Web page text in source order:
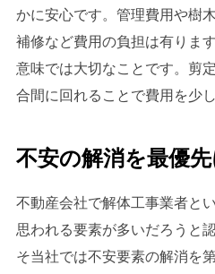
かに安心です。管理費用や樹
補修など費用の負担は有りま
意味では大切なことです。剪
合間に回れることで費用を少
不安の解消を最優
不動産会社で解体工事業者と
思われる要素が多いだろうと
そ当社では不安要素の解消を